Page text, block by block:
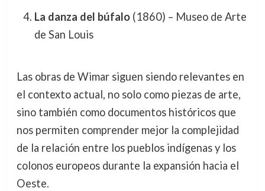
La danza del búfalo(1860) – Museo de Arte
de San Louis
Las obras de Wimar siguen siendo relevantes en
el contexto actual, no solo como piezas de arte,
sino también como documentos históricos que
nos permiten comprender mejor la complejidad
de la relación entre los pueblos indígenas y los
colonos europeos durante la expansión hacia el
Oeste.